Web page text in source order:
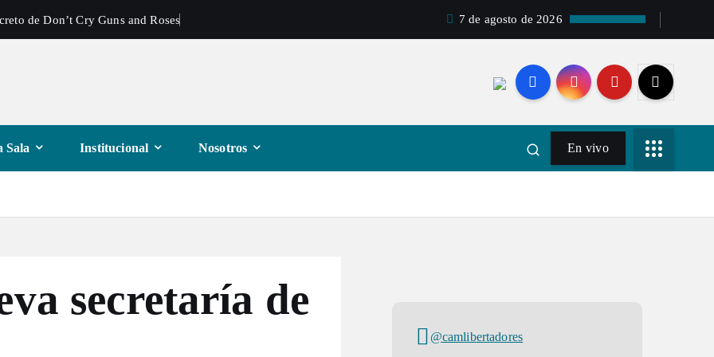
de Don’t Cry Guns and Roses 7 de agosto de 2026
Sala Institucional Nosotros En vivo
secretaría de
@camlibertadores